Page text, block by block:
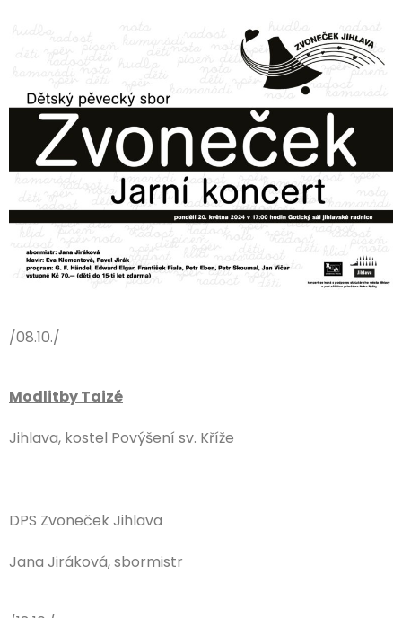
/08.10./
Modlitby Taizé
Jihlava, kostel Povýšení sv. Kříže
DPS Zvoneček Jihlava
Jana Jiráková, sbormistr